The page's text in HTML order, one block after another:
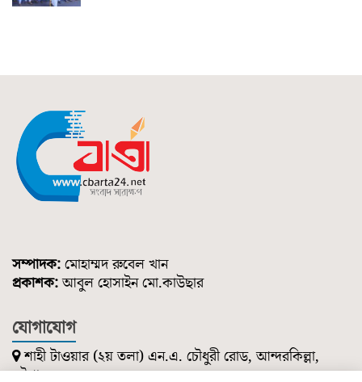
সম্পাদক: মোহাম্মদ রুবেল খান
প্রকাশক:আবুল হোসাইন মো.কাউছার
যোগাযোগ
শাহী টাওয়ার (২য় তলা) এন.এ. চৌধুরী রোড, আন্দরকিল্লা,
চট্টগ্রাম।